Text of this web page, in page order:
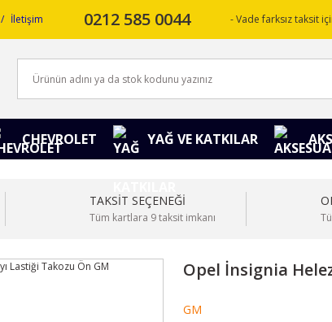
İletişim 0212 585 0044 - Vade farksız taksit
CHEVROLET YAĞ VE KATKILAR
TAKSİT SEÇENEĞİ
Tüm kartlara 9 taksit imkanı
Opel İnsignia
GM